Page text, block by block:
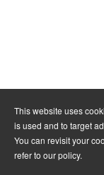
This website uses
is used and to target
You can revisit your
refer to our policy.